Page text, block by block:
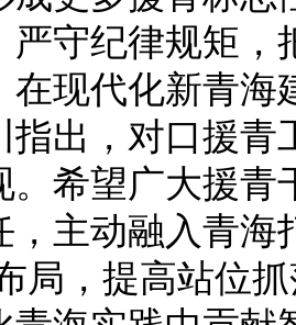
严守纪律规矩
在现代化新青
，对口援青
。希望广大援
，主动融入青海
局，提高站位